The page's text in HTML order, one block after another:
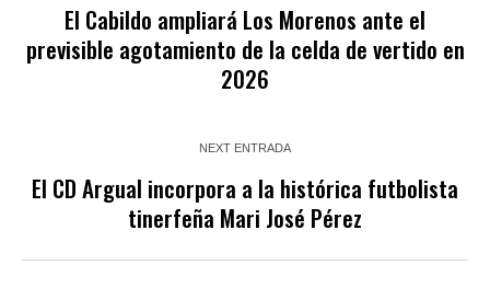
El Cabildo ampliará Los Morenos ante el
previsible agotamiento de la celda de vertido en
2026
NEXT ENTRADA
El CD Argual incorpora a la histórica futbolista
tinerfeña Mari José Pérez